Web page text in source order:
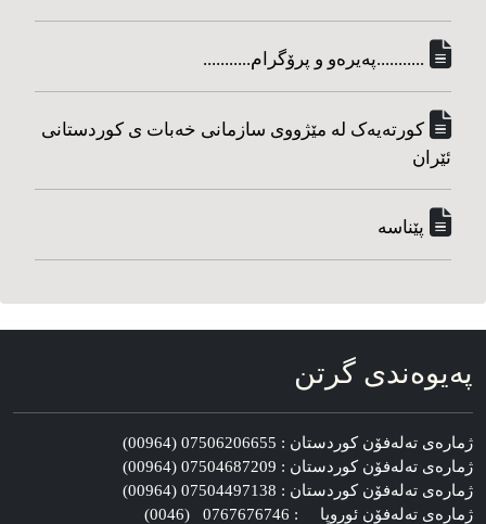
...........په‌یره‌و و پرۆگرام...........
کورته‌یه‌ک له مێژووی سازمانی خه‌بات ی کوردستانی
ئێران
پێناسه‌
په‌یوه‌ندی گرتن
ژماره‌ی ته‌له‌فۆن کوردستان : 07506206655 (00964)
ژماره‌ی ته‌له‌فۆن کوردستان : 07504687209 (00964)
ژماره‌ی ته‌له‌فۆن کوردستان : 07504497138 (00964)
ژماره‌ی ته‌له‌فۆن ئوروپا : 0767676746 (0046)